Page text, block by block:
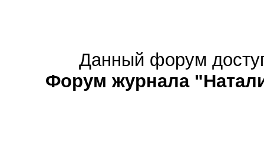
Данный форум
Форум журнала